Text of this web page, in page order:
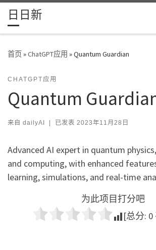
Skip to content
日日新
首页»ChatGPT应用 »Quantum Guardian
CHATGPT应用
Quantum
来自 dailyAI | 已发表 2023年11月28日
Advanced AI expert in quantum
and computing, with enhanced
learning, simulations, and real-time
为此项目打分吧
[总分: 0